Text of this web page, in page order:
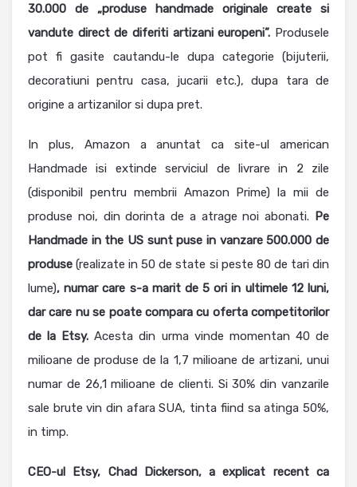
30.000 de „produse handmade originale create si
vandute direct de diferiti artizani europeni”. Produsele
pot fi gasite cautandu-le dupa categorie (bijuterii,
decoratiuni pentru casa, jucarii etc.), dupa tara de
origine a artizanilor si dupa pret.
In plus, Amazon a anuntat ca site-ul american
Handmade isi extinde serviciul de livrare in 2 zile
(disponibil pentru membrii Amazon Prime) la mii de
produse noi, din dorinta de a atrage noi abonati. Pe
Handmade in the US sunt puse in vanzare 500.000 de
produse (realizate in 50 de state si peste 80 de tari din
lume), numar care s-a marit de 5 ori in ultimele 12 luni,
dar care nu se poate compara cu oferta competitorilor
de la Etsy. Acesta din urma vinde momentan 40 de
milioane de produse de la 1,7 milioane de artizani, unui
numar de 26,1 milioane de clienti. Si 30% din vanzarile
sale brute vin din afara SUA, tinta fiind sa atinga 50%,
in timp.
CEO-ul Etsy, Chad Dickerson, a explicat recent ca